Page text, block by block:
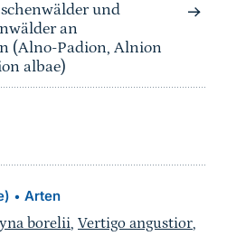
und
an
(Alno-Padion, Alnion
albae)
• Arten
borelii, Vertigo angustior,